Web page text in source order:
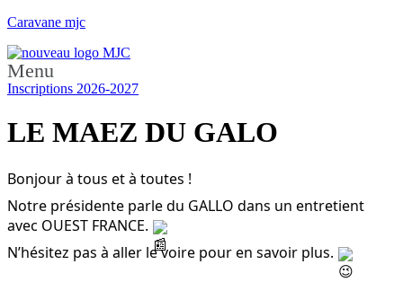
Caravane mjc
Menu
Inscriptions 2026-2027
LE MAEZ DU GALO
Bonjour à tous et à toutes !
Notre présidente parle du GALLO dans un entretient
avec OUEST FRANCE.
N’hésitez pas à aller le voire pour en savoir plus.